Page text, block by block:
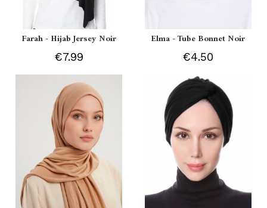
Farah - Hijab Jersey Noir
€7.99
Elma - Tube Bonnet Noir
€4.50